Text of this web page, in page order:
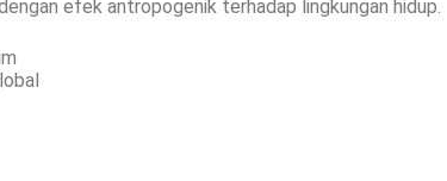
efek antropogenik terhadap lingkungan hidup.